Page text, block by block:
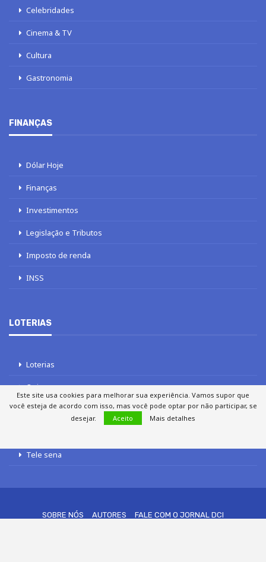
Celebridades
Cinema & TV
Cultura
Gastronomia
FINANÇAS
Dólar Hoje
Finanças
Investimentos
Legislação e Tributos
Imposto de renda
INSS
LOTERIAS
Loterias
Quina
Lotofácil
Tele sena
SOBRE NÓS AUTORES
FALE COM O JORNAL DCI
Este site usa cookies para melhorar sua experiência. Vamos supor que
você esteja de acordo com isso, mas você pode optar por não participar, se
desejar.
Aceito Mais detalhes